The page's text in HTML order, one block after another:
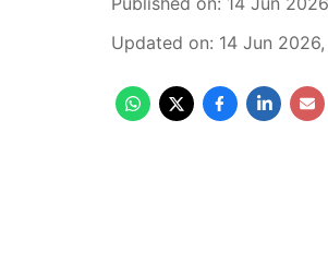
Updated on: 14 Jun 2026,